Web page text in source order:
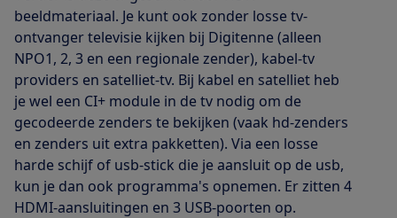
beeldmateriaal. Je kunt ook zonder losse tv-
ontvanger televisie kijken bij Digitenne (alleen
NPO1, 2, 3 en een regionale zender), kabel-tv
providers en satelliet-tv. Bij kabel en satelliet heb
je wel een CI+ module in de tv nodig om de
gecodeerde zenders te bekijken (vaak hd-zenders
en zenders uit extra pakketten). Via een losse
harde schijf of usb-stick die je aansluit op de usb,
kun je dan ook programma's opnemen. Er zitten 4
HDMI-aansluitingen en 3 USB-poorten op.